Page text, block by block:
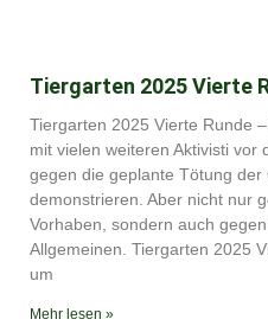
Tiergarten 2025 Vierte
Tiergarten 2025 Vierte Runde
mit vielen weiteren Aktivisti vor
gegen die geplante Tötung der
demonstrieren. Aber nicht nur
Vorhaben, sondern auch
Allgemeinen. Tiergarten 2025
um
Mehr lesen »